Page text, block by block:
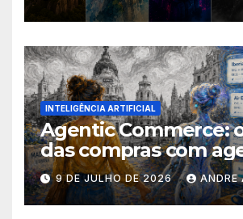
Transformar suas
INTELIGÊNCIA ARTIFICIAL
Agentic Commerce:
das compras com
9 DE JULHO DE 2026 ANDRE